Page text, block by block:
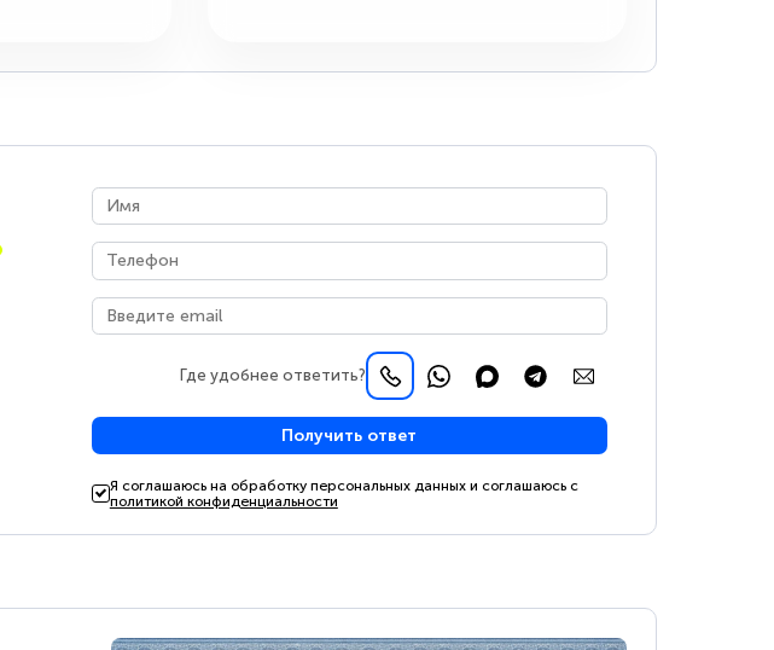
Где удобнее ответить?
Получить ответ
Я соглашаюсь на обработку персональных данных и соглашаюсь с
политикой конфиденциальности